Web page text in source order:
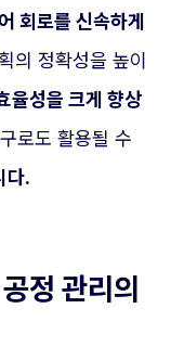
회로를 신속하게
의 정확성을 높이
율성을 크게 향상
로도 활용될 수
다.
정 관리의